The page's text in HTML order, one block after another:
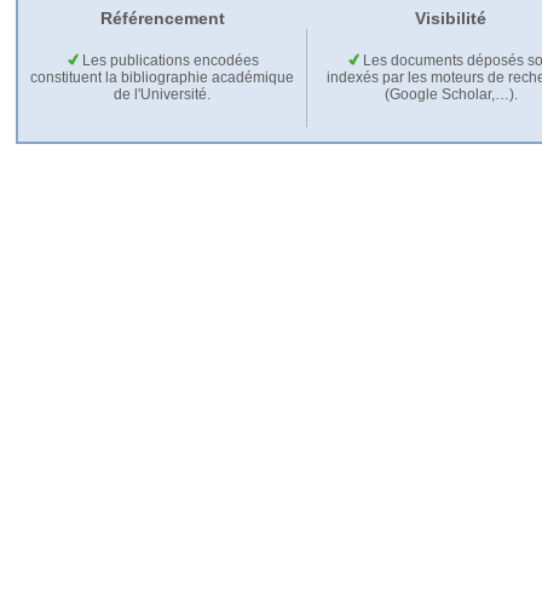
Référencement Visibilité
Les publications encodées
constituent la bibliographie académique
de l'Université.
Les documents déposés
indexés par les moteurs de
(Google Scholar,…).